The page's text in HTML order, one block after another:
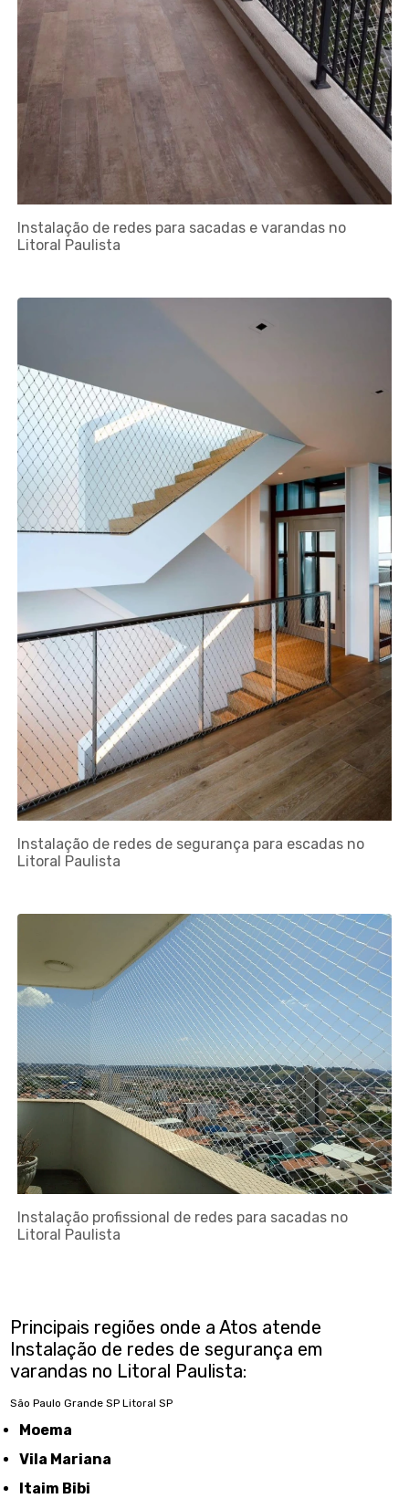
Instalação de redes para sacadas e varandas no
Litoral Paulista
Instalação de redes de segurança para escadas no
Litoral Paulista
Instalação profissional de redes para sacadas no
Litoral Paulista
Principais regiões onde a Atos atende
Instalação de redes de segurança em
varandas no Litoral Paulista:
São Paulo Grande SP Litoral SP
Moema
Vila Mariana
Itaim Bibi